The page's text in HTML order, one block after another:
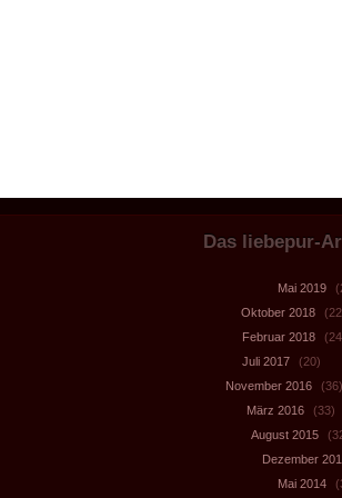
Das liebepur-
Mai 2019
Oktober 2018
Februar 2018
Juli 2017
(20)
November 2016
(36)
März 2016
(33)
August 2015
Dezember
Mai 2014